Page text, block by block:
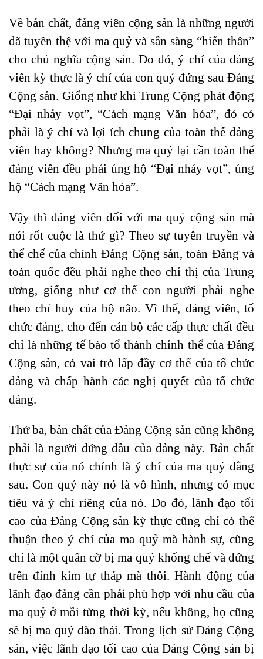
Về bản chất, đảng viên cộng sản là những người
đã tuyên thệ với ma quỷ và sẵn sàng “hiến thân”
cho chủ nghĩa cộng sản. Do đó, ý chí của đảng
viên kỳ thực là ý chí của con quỷ đứng sau Đảng
Cộng sản. Giống như khi Trung Cộng phát động
“Đại nhảy vọt”, “Cách mạng Văn hóa”, đó có
phải là ý chí và lợi ích chung của toàn thể đảng
viên hay không? Nhưng ma quỷ lại cần toàn thể
đảng viên đều phải ủng hộ “Đại nhảy vọt”, ủng
hộ “Cách mạng Văn hóa”.
Vậy thì đảng viên đối với ma quỷ cộng sản mà
nói rốt cuộc là thứ gì? Theo sự tuyên truyền và
thể chế của chính Đảng Cộng sản, toàn Đảng và
toàn quốc đều phải nghe theo chỉ thị của Trung
ương, giống như cơ thể con người phải nghe
theo chỉ huy của bộ não. Vì thế, đảng viên, tổ
chức đảng, cho đến cán bộ các cấp thực chất đều
chỉ là những tế bào tổ thành chỉnh thể của Đảng
Cộng sản, có vai trò lấp đầy cơ thể của tổ chức
đảng và chấp hành các nghị quyết của tổ chức
đảng.
Thứ ba, bản chất của Đảng Cộng sản cũng không
phải là người đứng đầu của đảng này. Bản chất
thực sự của nó chính là ý chí của ma quỷ đằng
sau. Con quỷ này nó là vô hình, nhưng có mục
tiêu và ý chí riêng của nó. Do đó, lãnh đạo tối
cao của Đảng Cộng sản kỳ thực cũng chỉ có thể
thuận theo ý chí của ma quỷ mà hành sự, cũng
chỉ là một quân cờ bị ma quỷ khống chế và đứng
trên đỉnh kim tự tháp mà thôi. Hành động của
lãnh đạo đảng cần phải phù hợp với nhu cầu của
ma quỷ ở mỗi từng thời kỳ, nếu không, họ cũng
sẽ bị ma quỷ đào thải. Trong lịch sử Đảng Cộng
sản, việc lãnh đạo tối cao của Đảng Cộng sản bị